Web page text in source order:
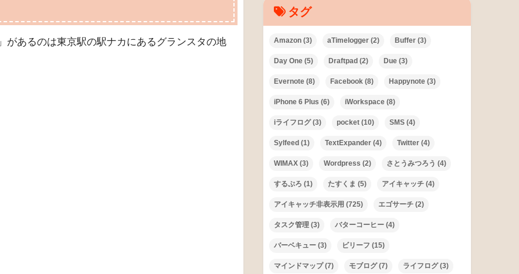
」があるのは東京駅の駅ナカにあるグランスタの地
タグ
Amazon (3) aTimelogger (2) Buffer (3)
Day One (5) Draftpad (2) Due (3)
Evernote (8) Facebook (8) Happynote (3)
iPhone 6 Plus (6) iWorkspace (8)
iライフログ(3) pocket (10) SMS (4)
Sylfeed (1) TextExpander (4) Twitter (4)
WIMAX (3) Wordpress (2) さとうみつろう (4)
するぷろ (1) たすくま (5) アイキャッチ (4)
アイキャッチ非表示用 (725) エゴサーチ (2)
タスク管理 (3) バターコーヒー (4)
バーベキュー (3) ビリーフ (15)
マインドマップ(7) モブログ(7) ライフログ(3)